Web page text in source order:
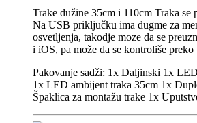
Trake dužine 35cm i 110cm Traka se
Na USB priključku ima dugme za
osvetljenja, takodje moze da se
i iOS, pa može da se kontroliše preko
Pakovanje sadži: 1x Daljinski 1x
1x LED ambijent traka 35cm 1x
Špaklica za montažu trake 1x